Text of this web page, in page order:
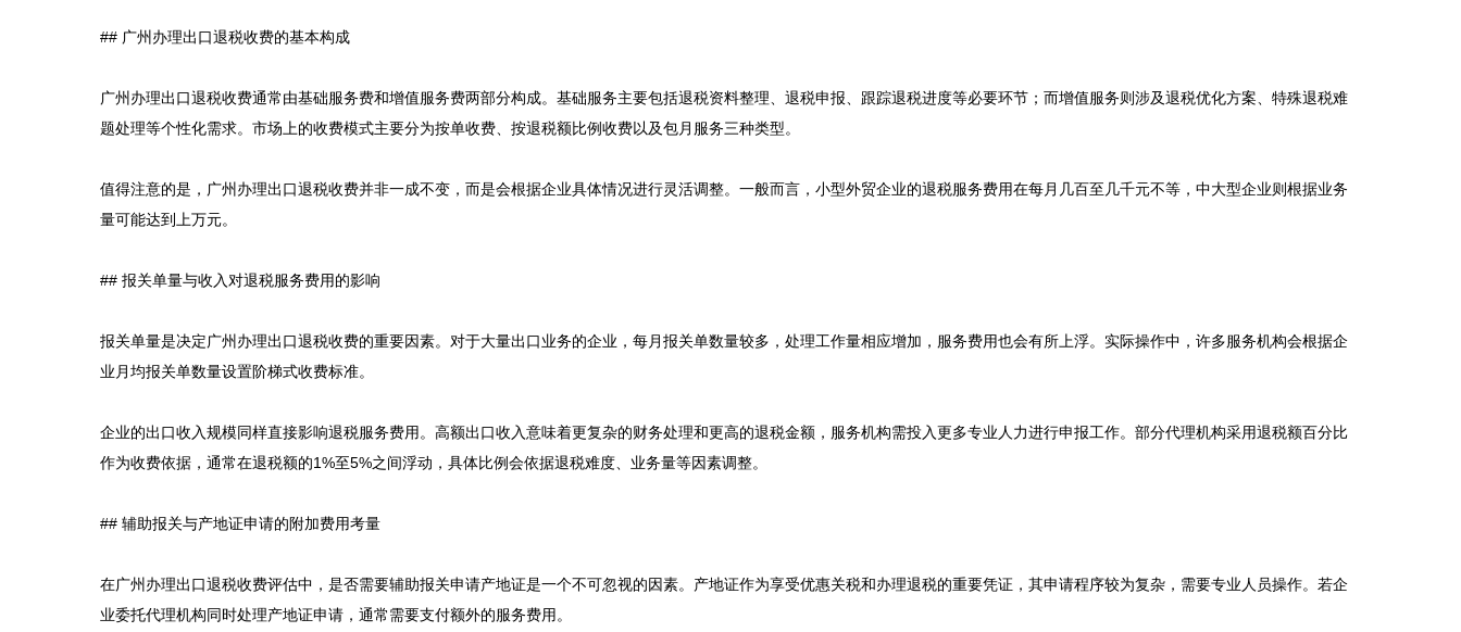
## 广州办理出口退税收费的基本构成
广州办理出口退税收费通常由基础服务费和增值服务费两部分构成。基础服务主要包括退税资料整理、退税申报、跟踪退税进度等必要环节；而增值服务则涉及退税优化方案、特殊退税难
题处理等个性化需求。市场上的收费模式主要分为按单收费、按退税额比例收费以及包月服务三种类型。
值得注意的是，广州办理出口退税收费并非一成不变，而是会根据企业具体情况进行灵活调整。一般而言，小型外贸企业的退税服务费用在每月几百至几千元不等，中大型企业则根据业务
量可能达到上万元。
## 报关单量与收入对退税服务费用的影响
报关单量是决定广州办理出口退税收费的重要因素。对于大量出口业务的企业，每月报关单数量较多，处理工作量相应增加，服务费用也会有所上浮。实际操作中，许多服务机构会根据企
业月均报关单数量设置阶梯式收费标准。
企业的出口收入规模同样直接影响退税服务费用。高额出口收入意味着更复杂的财务处理和更高的退税金额，服务机构需投入更多专业人力进行申报工作。部分代理机构采用退税额百分比
作为收费依据，通常在退税额的1%至5%之间浮动，具体比例会依据退税难度、业务量等因素调整。
## 辅助报关与产地证申请的附加费用考量
在广州办理出口退税收费评估中，是否需要辅助报关申请产地证是一个不可忽视的因素。产地证作为享受优惠关税和办理退税的重要凭证，其申请程序较为复杂，需要专业人员操作。若企
业委托代理机构同时处理产地证申请，通常需要支付额外的服务费用。